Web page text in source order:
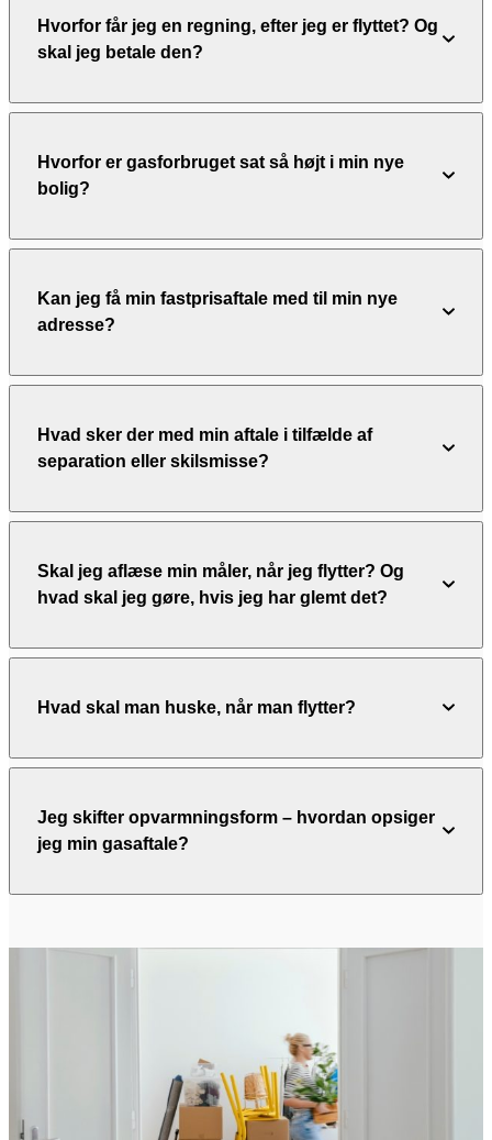
Hvorfor får jeg en regning, efter jeg er flyttet? Og
skal jeg betale den?
Hvorfor er gasforbruget sat så højt i min nye
bolig?
Kan jeg få min fastprisaftale med til min nye
adresse?
Hvad sker der med min aftale i tilfælde af
separation eller skilsmisse?
Skal jeg aflæse min måler, når jeg flytter? Og
hvad skal jeg gøre, hvis jeg har glemt det?
Hvad skal man huske, når man flytter?
Jeg skifter opvarmningsform – hvordan opsiger
jeg min gasaftale?